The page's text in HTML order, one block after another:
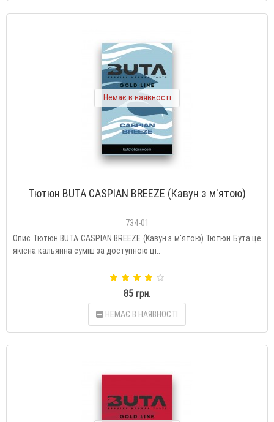
Немає в наявності
Тютюн BUTA CASPIAN BREEZE (Кавун з м'ятою)
734-01
Опис Тютюн BUTA CASPIAN BREEZE (Кавун з м'ятою) Тютюн Бута це
якісна кальянна суміш за доступною ці..
85 грн.
НЕМАЄ В НАЯВНОСТІ